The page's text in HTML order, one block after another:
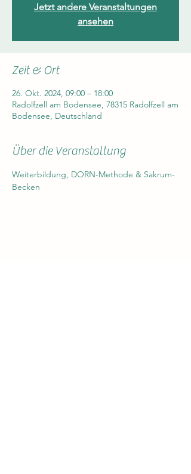
Jetzt andere Veranstaltungen
ansehen
Zeit & Ort
26. Okt. 2024, 09:00 – 18:00
Radolfzell am Bodensee, 78315 Radolfzell am
Bodensee, Deutschland
Über die Veranstaltung
Weiterbildung, DORN-Methode & Sakrum-
Becken